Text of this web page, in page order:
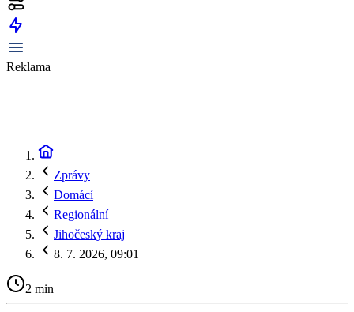
Reklama
Zprávy
Domácí
Regionální
Jihočeský kraj
8. 7. 2026, 09:01
2 min